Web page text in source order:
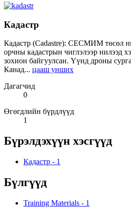
Кадастр
Кадастр (Cadastre): СЕСМИМ төсөл
орчны кадастрын чиглэлээр нилээд
зохион байгуулсан. Үүнд дроны
Канад... цааш унших
Дагагчид
0
Өгөгдлийн бүрдлүүд
1
Бүрэлдэхүүн хэсгүүд
Кадастр - 1
Бүлгүүд
Training Materials - 1